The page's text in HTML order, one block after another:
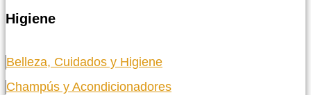
Higiene
Belleza, Cuidados y Higiene
Champús y Acondicionadores